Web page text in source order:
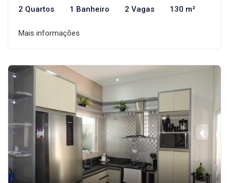
2 Quartos 1 Banheiro 2 Vagas 130 m²
Mais informações